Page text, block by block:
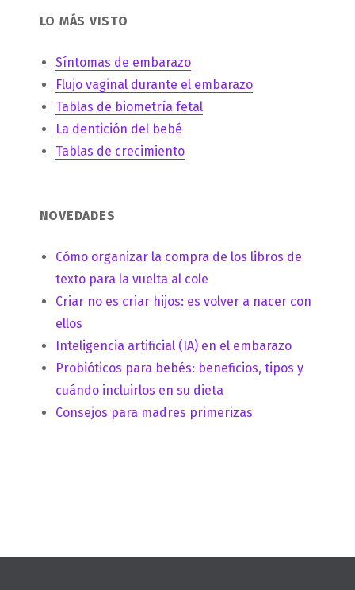
LO MÁS VISTO
Síntomas de embarazo
Flujo vaginal durante el embarazo
Tablas de biometría fetal
La dentición del bebé
Tablas de crecimiento
NOVEDADES
Cómo organizar la compra de los libros de
texto para la vuelta al cole
Criar no es criar hijos: es volver a nacer con
ellos
Inteligencia artificial (IA) en el embarazo
Probióticos para bebés: beneficios, tipos y
cuándo incluirlos en su dieta
Consejos para madres primerizas